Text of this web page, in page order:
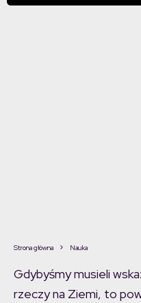
Strona główna Nauka
Gdybyśmy musieli
rzeczy na Ziemi, to